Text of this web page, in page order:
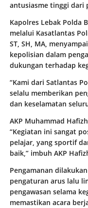
antusiasme tinggi dari
Kapolres Lebak Polda
melalui Kasatlantas
ST, SH, MA,
kepolisian dalam
dukungan terhadap
“Kami dari Satlantas
selalu memberikan
dan keselamatan
AKP Muhammad
“Kegiatan ini sangat
pelajar, yang sportif
baik,” imbuh AKP
Pengamanan
pengaturan arus lalu
pengawasan selama
memastikan acara